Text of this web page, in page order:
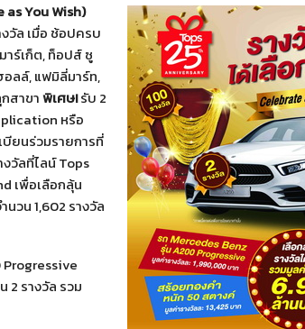
as You Wish)
วัล เมื่อ ช้อปครบ
าร์เก็ต, ท็อปส์ ซู
อลล์, แฟมิลี่มาร์ท,
สาขาพิเศษ!รับ 2
หรือ
บียนร่วมรายการที่
วัลที่ไลน์ Tops
เพื่อเลือกลุ้น
นวน 1,602 รางวัล
2 รางวัล รวม